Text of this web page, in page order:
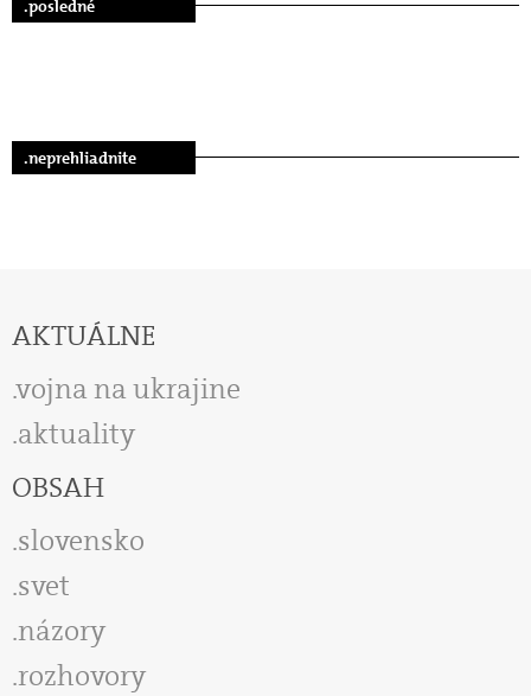
.posledné
.neprehliadnite
AKTUÁLNE
vojna na ukrajine
aktuality
OBSAH
slovensko
svet
názory
rozhovory